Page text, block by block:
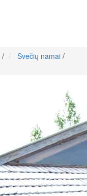
/ Svečių namai /